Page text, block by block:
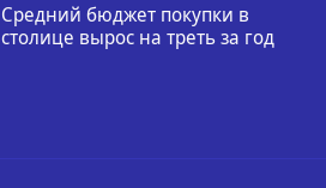
Средний бюджет покупки в
столице вырос на треть за год